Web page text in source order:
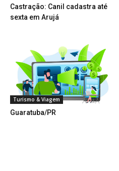
Castração: Canil cadastra até
sexta em Arujá
Turismo & Viagem
Guaratuba/PR